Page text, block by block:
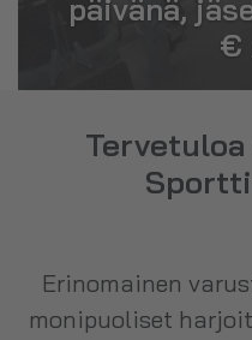
päivänä,
€
Erinomainen
monipuoliset